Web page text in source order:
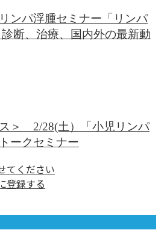
ンパ浮腫セミナー「リンパ
断、治療、国内外の最新動
＞ 2/28(土）「小児リンパ
ークセミナー
てください
登録する